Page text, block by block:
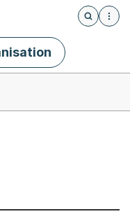
Öffnet